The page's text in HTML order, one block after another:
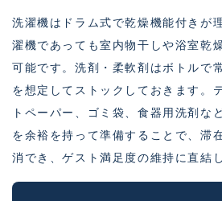
洗濯機はドラム式で乾燥機能付きが
濯機であっても室内物干しや浴室乾
可能です。洗剤・柔軟剤はボトルで
を想定してストックしておきます。
トペーパー、ゴミ袋、食器用洗剤な
を余裕を持って準備することで、滞
消でき、ゲスト満足度の維持に直結